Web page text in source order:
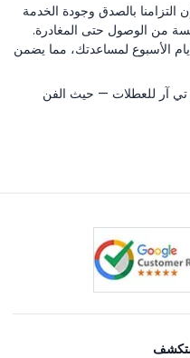
بالصدق وجودة الخدمة
من الوصول حتى المغادرة.
24 ساعة طوال أيام الأسبوع لمساعدتك، مما يضمن
آر للعطلات — حيث الفن